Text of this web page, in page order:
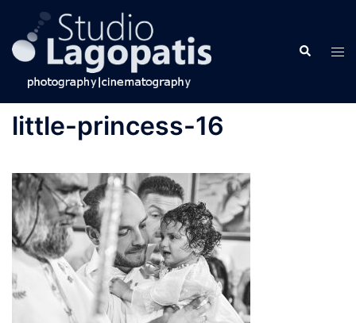
content
Search
little-princess-16